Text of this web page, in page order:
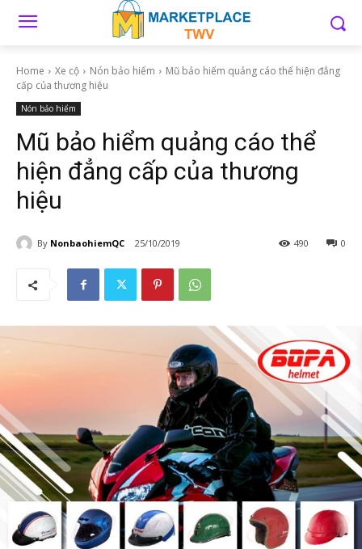
Home Xe cộ Nón bảo hiểm
Mũ bảo hiểm quảng cáo thể hiện đẳng
cấp của thương hiệu
Nón bảo hiểm
Mũ bảo hiểm quảng cáo thể
hiện đẳng cấp của thương
hiệu
By NonbaohiemQC 25/10/2019 0
490